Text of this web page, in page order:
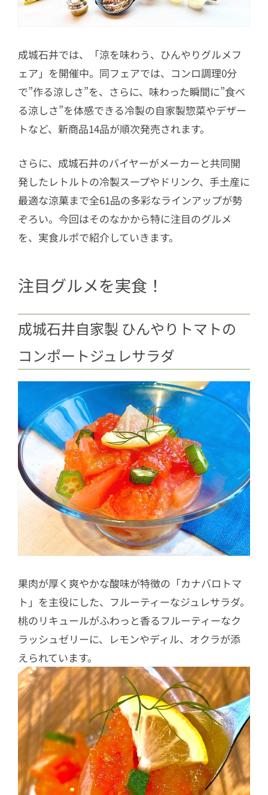
成城石井では、「涼を味わう、ひんやりグルメフ
ェア」を開催中。同フェアでは、コンロ調理0分
で”作る涼しさ”を、さらに、味わった瞬間に”食べ
る涼しさ”を体感できる冷製の自家製惣菜やデザー
トなど、新商品14品が順次発売されます。
さらに、成城石井のバイヤーがメーカーと共同開
発したレトルトの冷製スープやドリンク、手土産に
最適な涼菓まで全61品の多彩なラインアップが勢
ぞろい。今回はそのなかから特に注目のグルメ
を、実食ルポで紹介していきます。
注目グルメを実食！
成城石井自家製 ひんやりトマトの
コンポートジュレサラダ
果肉が厚く爽やかな酸味が特徴の「カナバロトマ
ト」を主役にした、フルーティーなジュレサラダ。
桃のリキュールがふわっと香るフルーティーなク
ラッシュゼリーに、レモンやディル、オクラが添
えられています。